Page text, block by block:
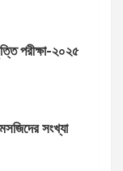
পরীক্ষা-২০২৫
সংখ্যা